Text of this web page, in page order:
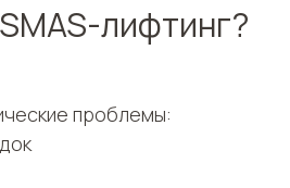
лифтинг?
проблемы: